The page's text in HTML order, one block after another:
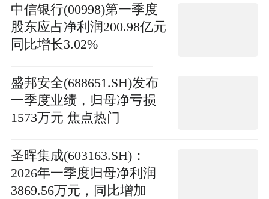
中信银行(00998)第一季度
股东应占净利润200.98亿元
同比增长3.02%
盛邦安全(688651.SH)发布
一季度业绩，归母净亏损
1573万元 焦点热门
圣晖集成(603163.SH)：
2026年一季度归母净利润
3869.56万元，同比增加